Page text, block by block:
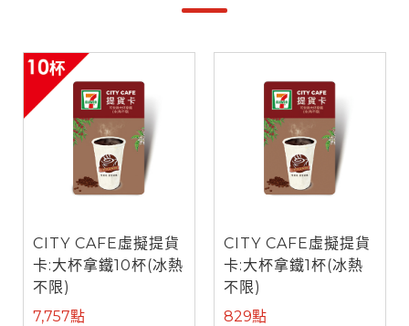
CITY CAFE虛擬提貨
卡:大杯拿鐵10杯(冰熱
不限)
7,757點
CITY CAFE虛擬提貨
卡:大杯拿鐵1杯(冰熱
不限)
829點